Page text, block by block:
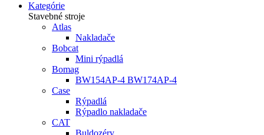
Kategórie
Stavebné stroje
Atlas
Nakladače
Bobcat
Mini rýpadlá
Bomag
BW154AP-4 BW174AP-4
Case
Rýpadlá
Rýpadlo nakladače
CAT
Buldozéry